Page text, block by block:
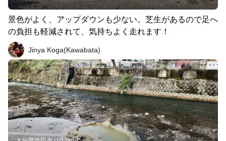
景色がよく、アップダウンも少ない。芝生があるので足へ
の負担も軽減されて、気持ちよく走れます！
Jinya Koga(Kawabata)